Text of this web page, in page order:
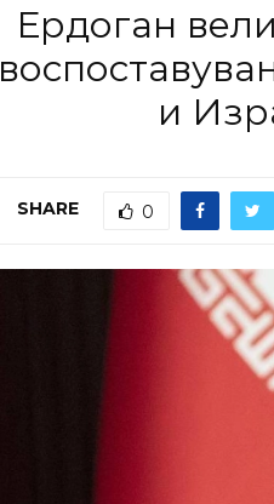
Ердоган
и
SHARE 0